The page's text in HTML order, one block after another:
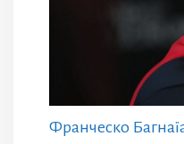
Франческо